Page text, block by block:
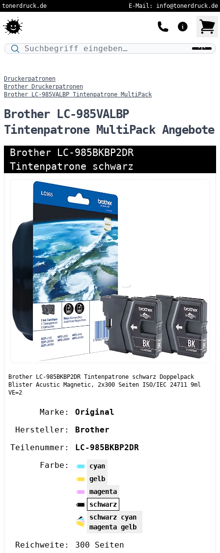
tonerdruck.de E-Mail: info@tonerdruck.de
Druckermodell oder Produktnamen eingeben…
Druckerpatronen
Brother Druckerpatronen
Brother LC-985VALBP Tintenpatrone MultiPack
Brother LC-985VALBP
Tintenpatrone MultiPack Angebote
Brother LC-985BKBP2DR
Tintenpatrone schwarz
Brother LC-985BKBP2DR Tintenpatrone schwarz Doppelpack
Blister Acustic Magnetic, 2x300 Seiten ISO/IEC 24711 9ml
VE=2
Marke:
Original
Hersteller:
Brother
Teilenummer:
LC-985BKBP2DR
Farbe:
cyan
gelb
magenta
schwarz
schwarz cyan
magenta gelb
Reichweite:
300 Seiten